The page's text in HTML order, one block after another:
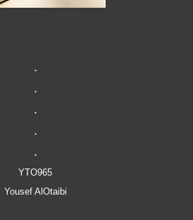
.
.
.
.
.
YTO965
Yousef AlOtaibi